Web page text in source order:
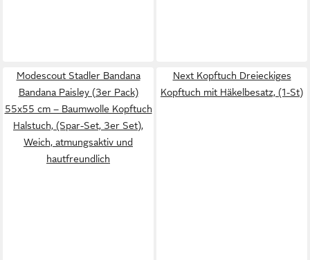
Modescout Stadler Bandana
Bandana Paisley (3er Pack)
55x55 cm – Baumwolle Kopftuch
Halstuch, (Spar-Set, 3er Set),
Weich, atmungsaktiv und
hautfreundlich
Next Kopftuch Dreieckiges
Kopftuch mit Häkelbesatz, (1-St)